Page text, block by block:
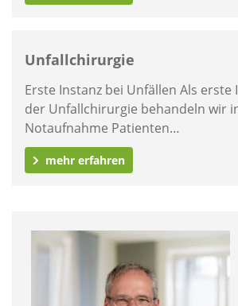
Unfallchirurgie
Erste Instanz bei Unfällen Als erste
der Unfallchirurgie behandeln wir
Notaufnahme Patienten…
mehr erfahren